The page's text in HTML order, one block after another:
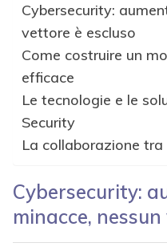
Cybersecurity:
vettore è escluso
Come costruire un
efficace
Le tecnologie e le
Security
La collaborazione tra
Cybersecurity:
minacce,